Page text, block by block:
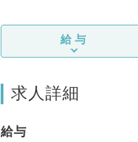
給与
求人詳細
給与